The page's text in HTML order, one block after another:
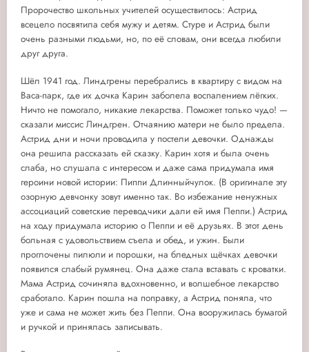
Пророчество школьных учителей осуществилось: Астрид
всецело посвятила себя мужу и детям. Стуре и Астрид были
очень разными людьми, но, по её словам, они всегда любили
друг друга.
Шёл 1941 год. Линдгрены перебрались в квартиру с видом на
Васа-парк, где их дочка Карин заболела воспалением лёгких.
Ничто не помогало, никакие лекарства. Поможет только чудо! —
сказали миссис Линдгрен. Отчаянию матери не было предела.
Астрид дни и ночи проводила у постели девочки. Однажды
она решила рассказать ей сказку. Карин хотя и была очень
слаба, но слушала с интересом и даже сама придумала имя
героини новой истории: Пиппи Длинныйчулок. (В оригинале эту
озорную девчонку зовут именно так. Во избежание ненужных
ассоциаций советские переводчики дали ей имя Пеппи.) Астрид
на ходу придумала историю о Пеппи и её друзьях. В этот день
больная с удовольствием съела и обед, и ужин. Были
проглочены пилюли и порошки, на бледных щёчках девочки
появился слабый румянец. Она даже стала вставать с кроватки.
Мама Астрид сочиняла вдохновенно, и волшебное лекарство
сработало. Карин пошла на поправку, а Астрид поняла, что
уже и сама не может жить без Пеппи. Она вооружилась бумагой
и ручкой и принялась записывать.